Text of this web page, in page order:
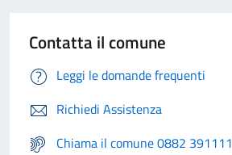
Contatta il comune
Leggi le domande frequenti
Richiedi Assistenza
Chiama il comune 0882 391111